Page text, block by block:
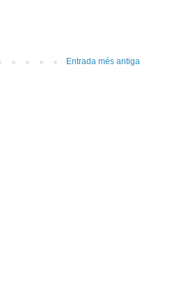
Entrada més antiga